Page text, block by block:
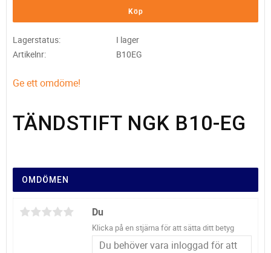
Köp
Lagerstatus
I lager
Artikelnr
B10EG
Ge ett omdöme!
TÄNDSTIFT NGK B10-EG
OMDÖMEN
Du
Klicka på en stjärna för att sätta ditt betyg